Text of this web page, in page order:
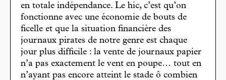
en totale indépendance. Le hic, c’est qu’on
fonctionne avec une économie de bouts de
ficelle et que la situation financière des
journaux pirates de notre genre est chaque
jour plus difficile : la vente de journaux papier
n’a pas exactement le vent en poupe… tout en
n’ayant pas encore atteint le stade ô combien